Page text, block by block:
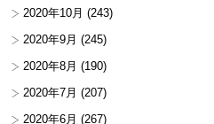
2020年10月 (243)
2020年9月 (245)
2020年8月 (190)
2020年7月 (207)
2020年6月 (267)